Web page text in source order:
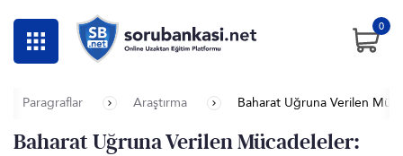
0
Paragraflar Araştırma Baharat Uğruna Verilen
Baharat Uğruna Verilen Mücadeleler: